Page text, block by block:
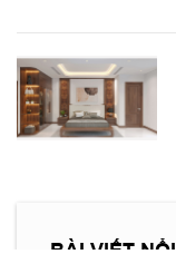
BÀI VIẾT